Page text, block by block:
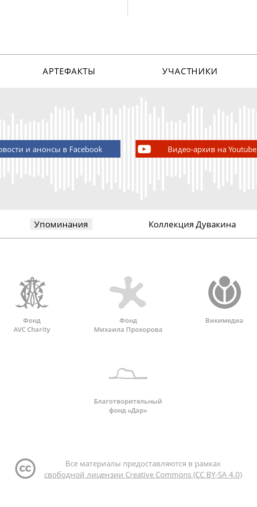
АРТЕФАКТЫ УЧАСТНИКИ
и анонсы в Facebook Видео-архив на Youtube
Упоминания Коллекция Дувакина
Фонд
AVC Charity
Фонд
Михаила Прохорова
Викимедиа
Благотворительный
фонд «Дар»
Все материалы предоставляются в рамках
свободной лицензии Creative Commons (CC BY-SA 4.0)